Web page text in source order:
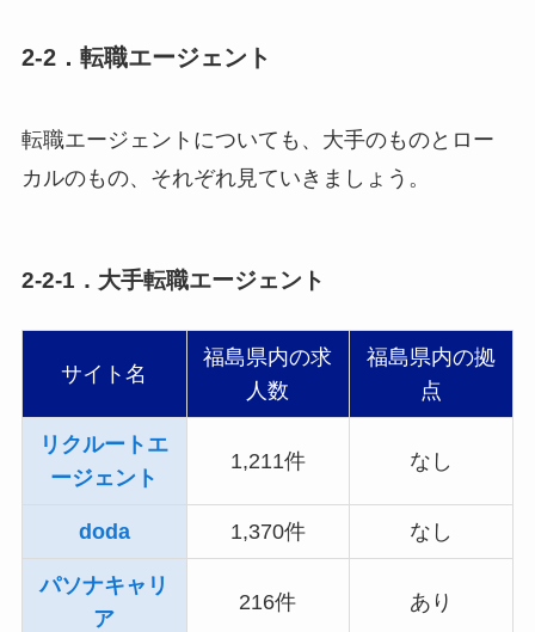
2-2．転職エージェント
転職エージェントについても、大手のものとロー
カルのもの、それぞれ見ていきましょう。
2-2-1．大手転職エージェント
サイト名
福島県内の求
人数
福島県内の拠
点
リクルートエ
ージェント
1,211件 なし
doda 1,370件 なし
パソナキャリ
ア
216件 あり